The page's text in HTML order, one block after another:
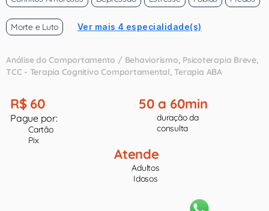
Morte e Luto Ver mais 4 especialidade(s)
Análise do Comportamento / Behaviorismo Psicoterapia Breve
TCC - Terapia Cognitivo Comportamental Terapia ABA
R$ 60
Pague por:
Cartão
Pix
50 a 60min
duração da
consulta
Atende
Adultos
Idosos